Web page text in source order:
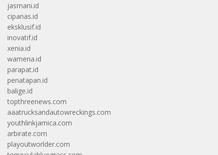
jasmani.id
cipanas.id
eksklusif.id
inovatif.id
xenia.id
wamena.id
parapat.id
penatapan.id
balige.id
topthreenews.com
aaatrucksandautowreckings.com
youthlinkjamica.com
arbirate.com
playoutworlder.com